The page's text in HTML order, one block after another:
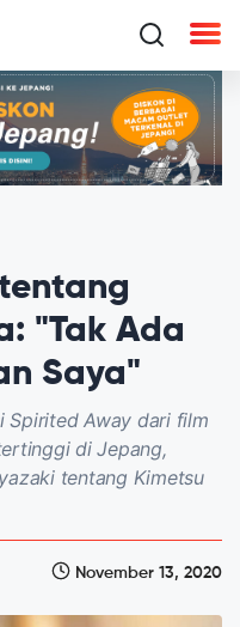
"Tak Ada
Saya"
Spirited Away dari film
di Jepang,
tentang Kimetsu
November 13, 2020